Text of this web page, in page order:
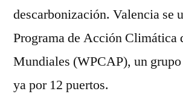
descarbonización. Valencia se
Programa de Acción Climática
Mundiales (WPCAP), un
ya por 12 puertos.